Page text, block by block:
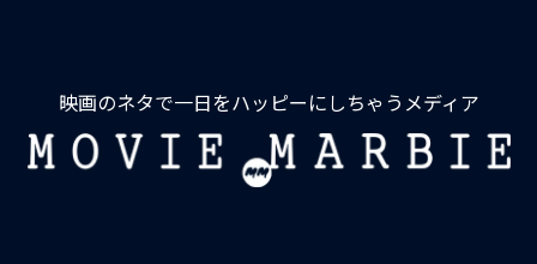
映画のネタで一日をハッピーにしちゃうメディア
MOVIE
MARBIE